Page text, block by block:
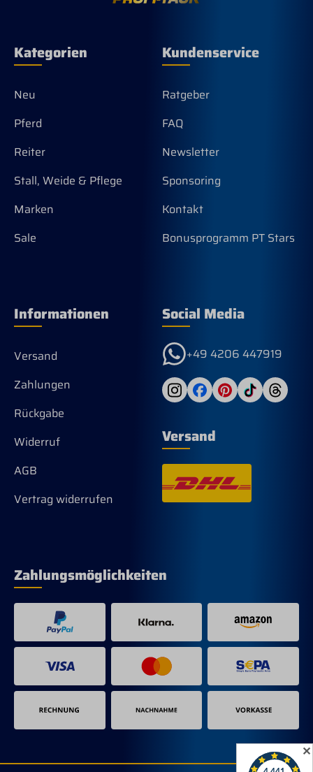
Kategorien
Neu
Pferd
Reiter
Stall, Weide & Pflege
Marken
Sale
Kundenservice
Ratgeber
FAQ
Newsletter
Sponsoring
Kontakt
Bonusprogramm PT Stars
Informationen
Versand
Zahlungen
Rückgabe
Widerruf
AGB
Vertrag widerrufen
Social Media
+49 4206 447919
Versand
Zahlungsmöglichkeiten
✕